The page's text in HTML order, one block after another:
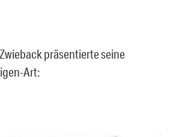
präsentierte seine
Art: